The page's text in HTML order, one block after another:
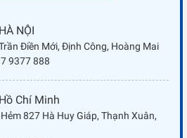
NỘI
Điền Mới, Định Công, Hoàng Mai
9377 888
Chí Minh
827 Hà Huy Giáp, Thạnh Xuân,